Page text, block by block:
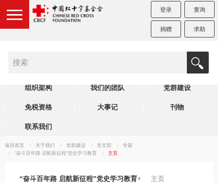
登录 查询
捐赠 求助
机构简介
组织架构 我们的团队 党群建设
免税资格 大事记 刊物
联系我们
返回首页 关于我们 党群建设 党支部
专题
“奋斗百年路 启航新征程”党史学习教育
主页
“奋斗百年路 启航新征程”党史学习教育 主页